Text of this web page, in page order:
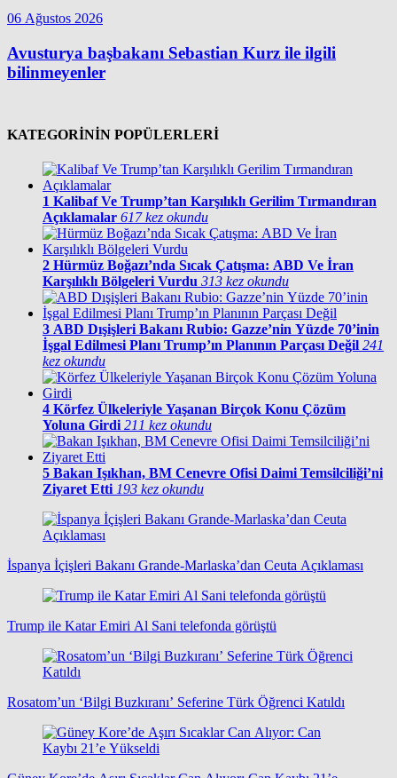
06 Ağustos 2026
Avusturya başbakanı Sebastian Kurz ile ilgili
bilinmeyenler
KATEGORİNİN POPÜLERLERİ
1 Kalibaf Ve Trump’tan Karşılıklı Gerilim Tırmandıran
Açıklamalar 617 kez okundu
2 Hürmüz Boğazı’nda Sıcak Çatışma: ABD Ve İran
Karşılıklı Bölgeleri Vurdu 313 kez okundu
3 ABD Dışişleri Bakanı Rubio: Gazze’nin Yüzde 70’inin
İşgal Edilmesi Planı Trump’ın Planının Parçası Değil 241
kez okundu
4 Körfez Ülkeleriyle Yaşanan Birçok Konu Çözüm
Yoluna Girdi 211 kez okundu
5 Bakan Işıkhan, BM Cenevre Ofisi Daimi Temsilciliği’ni
Ziyaret Etti 193 kez okundu
İspanya İçişleri Bakanı Grande-Marlaska’dan Ceuta Açıklaması
Trump ile Katar Emiri Al Sani telefonda görüştü
Rosatom’un ‘Bilgi Buzkıranı’ Seferine Türk Öğrenci Katıldı